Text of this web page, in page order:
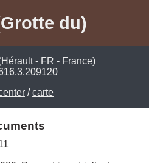
du)
- FR - France)
/carte